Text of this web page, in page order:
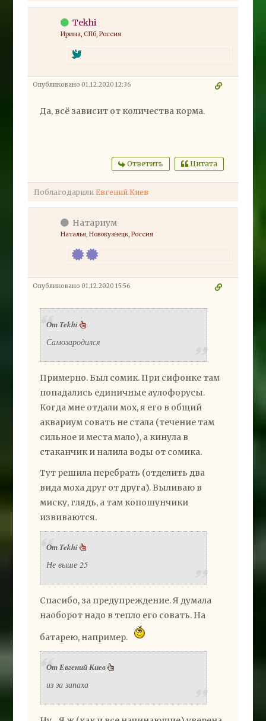
Tekhi
Ирина, СПб, Россия
Опубликовано 01.12.2020 12:36
Да, всё зависит от количества корма.
Ответить Цитата
ПоблагодарилиЕвгений Киев
Натариум
Наталья, Новокузнецк, Россия
Опубликовано 01.12.2020 15:56
От Tekhi
Самозародился
Примерно. Был сомик. При сифонке там
попадались единичные аулофорусы.
Когда мне отдали мох, я его в общий
аквариум совать не стала (течение там
сильное и места мало), а кинула в
стаканчик и налила воды от сомика.
Тут решила перебрать (отделить два
вида моха друг от друга). Выливаю в
миску, глядь, а там копошунчики
извиваются.
От Tekhi
Не выше 25
Спасибо, за предупреждение. Я думала
наоборот надо в тепло его совать. На
батарею, например.
От Евгений Киев
из за запаха